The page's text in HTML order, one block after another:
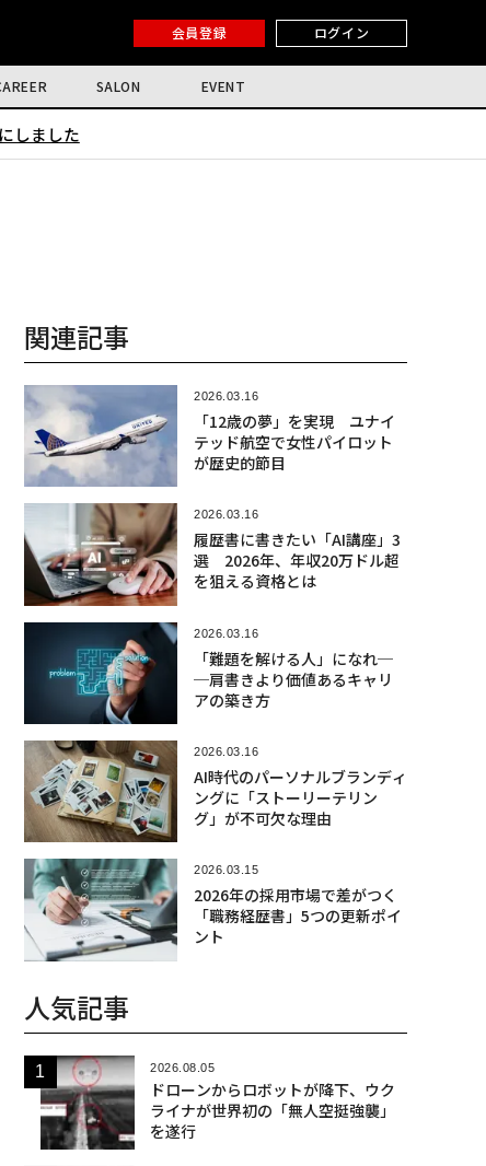
会員登録 ログイン
SALON EVENT
しました
関連記事
2026.03.16
「12歳の夢」を実現 ユナイ
テッド航空で女性パイロット
が歴史的節目
2026.03.16
履歴書に書きたい「AI講座」3
選 2026年、年収20万ドル超
を狙える資格とは
2026.03.16
「難題を解ける人」になれ─
─肩書きより価値あるキャリ
アの築き方
2026.03.16
AI時代のパーソナルブランディ
ングに「ストーリーテリン
グ」が不可欠な理由
2026.03.15
2026年の採用市場で差がつく
「職務経歴書」5つの更新ポイ
ント
人気記事
2026.08.05
ドローンからロボットが降下、ウク
ライナが世界初の「無人空挺強襲」
を遂行